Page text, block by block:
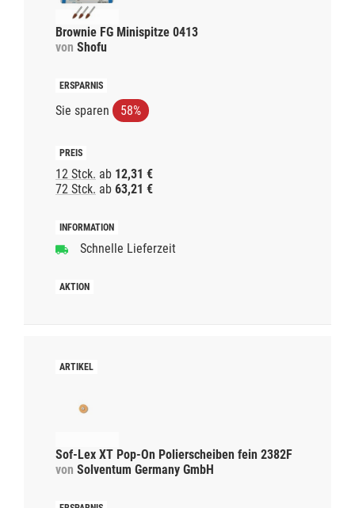
Brownie FG Minispitze 0413
von Shofu
Sie sparen 58%
12 Stck. ab 12,31 €
72 Stck. ab 63,21 €
Schnelle Lieferzeit
Sof-Lex XT Pop-On Polierscheiben fein 2382F
von Solventum Germany GmbH